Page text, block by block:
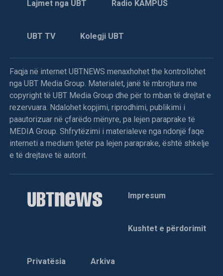
Lajmet nga UBT Radio KAMPUS
UBT TV Kolegji UBT
Faqja në internet UBTNEWS menaxhohet the kontrollohet
nga UBT Media Group. Materialet, janë të mbrojtura me
copyright të UBT Media Group dhe për to mban të drejtat e
rezervuara. Ndalohet kopjimi, riprodhimi, publikimi i
paautorizuar në çfarëdo mënyre, pa lejen paraprake të
MEDIA Group. Shfrytëzimi i materialeve nga ndonjë faqe
interneti a medium tjetër pa lejen paraprake, është shkelje
e të drejtave të autorit.
Impresum
Kushtet e përdorimit
Privatësia Arkiva